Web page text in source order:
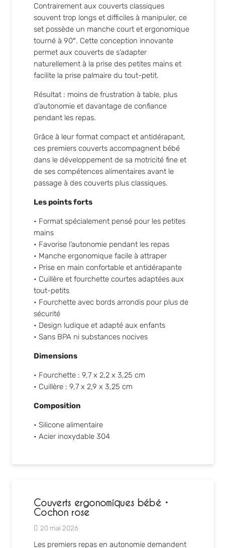
Contrairement aux couverts classiques
souvent trop longs et difficiles à manipuler, ce
set possède un manche court et ergonomique
tourné à 90°. Cette conception innovante
permet aux couverts de s’adapter
naturellement à la prise des petites mains et
facilite la prise palmaire du tout-petit.
Résultat : moins de frustration à table, plus
d’autonomie et davantage de confiance
pendant les repas.
Grâce à leur format compact et antidérapant,
ces premiers couverts accompagnent bébé
dans le développement de sa motricité fine et
de ses compétences alimentaires avant le
passage à des couverts plus classiques.
Les points forts
• Format spécialement pensé pour les petites
mains
• Favorise l’autonomie pendant les repas
• Manche ergonomique facile à attraper
• Prise en main confortable et antidérapante
• Cuillère et fourchette courtes adaptées aux
tout-petits
• Fourchette avec bords arrondis pour plus de
sécurité
• Design ludique et adapté aux enfants
• Sans BPA ni substances nocives
Dimensions
• Fourchette : 9,7 x 2,2 x 3,25 cm
• Cuillère : 9,7 x 2,9 x 3,25 cm
Composition
• Silicone alimentaire
• Acier inoxydable 304
Couverts ergonomiques bébé •
Cochon rose
20 mai 2026
Les premiers repas en autonomie demandent